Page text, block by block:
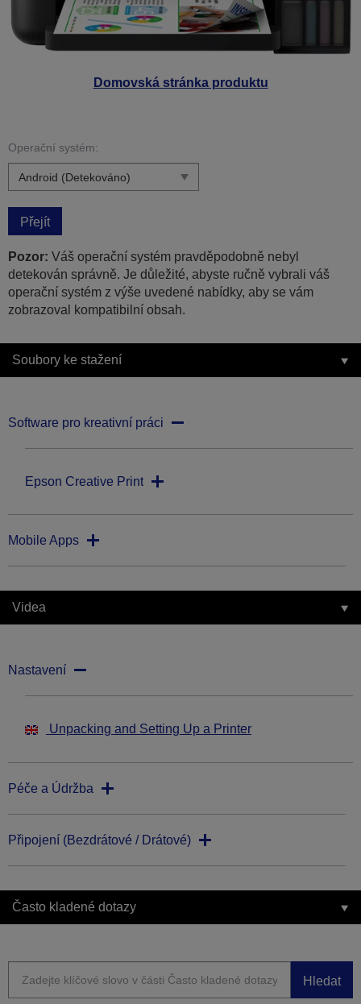
Domovská stránka produktu
Operační systém:
Přejít
Pozor: Váš operační systém pravděpodobně nebyl
detekován správně. Je důležité, abyste ručně vybrali váš
operační systém z výše uvedené nabídky, aby se vám
zobrazoval kompatibilní obsah.
Soubory ke stažení
Software pro kreativní práci
Epson Creative Print
Mobile Apps
Videa
Nastavení
Unpacking and Setting Up a Printer
Péče a Údržba
Připojení (Bezdrátové / Drátové)
Často kladené dotazy
Hledat